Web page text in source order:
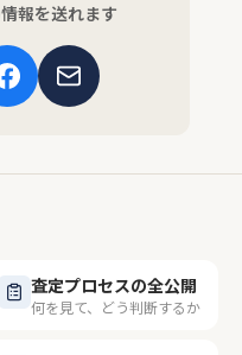
報を送れます
査定プロセスの全公開
何を見て、どう判断するか